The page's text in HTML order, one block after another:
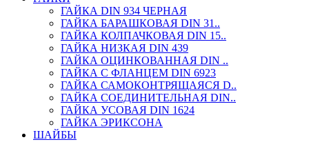
ГАЙКА DIN 934 ЧЕРНАЯ
ГАЙКА БАРАШКОВАЯ DIN 31..
ГАЙКА КОЛПАЧКОВАЯ DIN 15..
ГАЙКА НИЗКАЯ DIN 439
ГАЙКА ОЦИНКОВАННАЯ DIN ..
ГАЙКА С ФЛАНЦЕМ DIN 6923
ГАЙКА САМОКОНТРЯЩАЯСЯ D..
ГАЙКА СОЕДИНИТЕЛЬНАЯ DIN..
ГАЙКА УСОВАЯ DIN 1624
ГАЙКА ЭРИКСОНА
ШАЙБЫ